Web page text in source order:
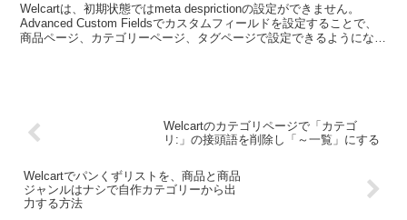
Welcartは、初期状態ではmeta desprictionの設定ができません。
Advanced Custom Fieldsでカスタムフィールドを設定することで、
商品ページ、カテゴリーページ、タグページで設定できるようになり
Welcartのカテゴリページで「カテゴ
リ:」の接頭語を削除し「～一覧」にする
Welcartでパンくずリストを、商品と商品
ジャンルはナシで自作カテゴリーから出
力する方法